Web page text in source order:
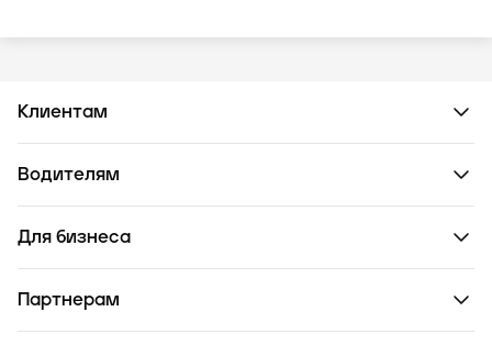
Клиентам
Водителям
Для бизнеса
Партнерам